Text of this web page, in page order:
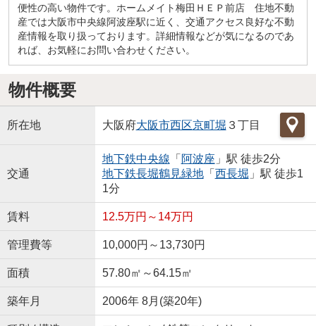
便性の高い物件です。ホームメイト梅田ＨＥＰ前店 住地不動
産では大阪市中央線阿波座駅に近く、交通アクセス良好な不動
産情報を取り扱っております。詳細情報などが気になるのであ
れば、お気軽にお問い合わせください。
物件概要
所在地 大阪府大阪市西区京町堀 ３丁目
交通
地下鉄中央線 「 阿波座 」駅 徒歩2分
地下鉄長堀鶴見緑地「 西長堀 」駅 徒歩1
1分
賃料 12.5万円～14万円
管理費等 10,000円～13,730円
面積 57.80㎡～64.15㎡
築年月 2006年 8月(築20年)